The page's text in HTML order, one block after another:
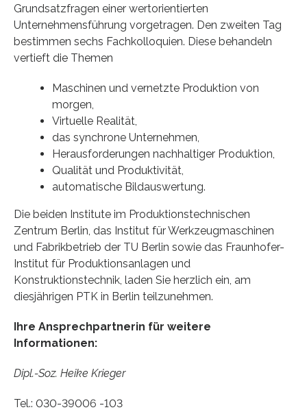
Grundsatzfragen einer wertorientierten
Unternehmensführung vorgetragen. Den zweiten Tag
bestimmen sechs Fachkolloquien. Diese behandeln
vertieft die Themen
Maschinen und vernetzte Produktion von
morgen,
Virtuelle Realität,
das synchrone Unternehmen,
Herausforderungen nachhaltiger Produktion,
Qualität und Produktivität,
automatische Bildauswertung.
Die beiden Institute im Produktionstechnischen
Zentrum Berlin, das Institut für Werkzeugmaschinen
und Fabrikbetrieb der TU Berlin sowie das Fraunhofer-
Institut für Produktionsanlagen und
Konstruktionstechnik, laden Sie herzlich ein, am
diesjährigen PTK in Berlin teilzunehmen.
Ihre Ansprechpartnerin für weitere
Informationen:
Dipl.-Soz. Heike Krieger
Tel.: 030-39006 -103